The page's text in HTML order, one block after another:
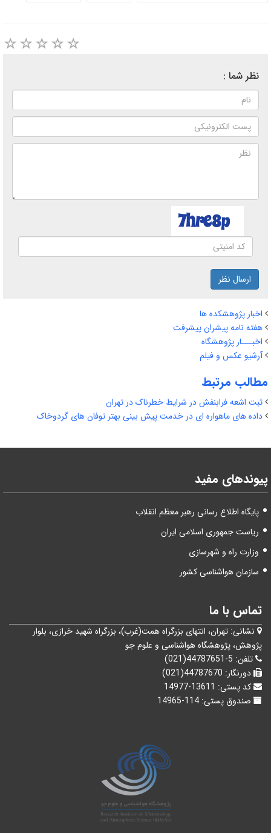
نظر شما :
ارسال نظر
اخبار پژوهشکده ها
هفته نامه پیشران پیشرفت
اخبـــار پژوهشگاه
آرشیو عکس و فیلم
مطالب مرتبط
ثبت اشعه فرابنفش در شرایط خطرناک در تهران
داده‌ های ماهواره ‌ای در خدمت پیش ‌بینی بهتر توفان ‌های گردوخاک
پیوندهای مفید
پایگاه اطلاع رسانی رهبر معظم انقلاب
ریاست جمهوری اسلامی ایران
وزارت راه و شهرسازی
سازمان هواشناسی کشور
تماس با ما
نشانی: تهران، انتهای بزرگراه همت(غرب)، بزرگراه شهيد خرازی، بلوار
پژوهش، پژوهشگاه هواشناسی و علوم جو
تلفن: 5-44787651(021)
دورنگار: 44787670(021)
کد پستی: 13611-14977
صندوق پستی: 114-14965